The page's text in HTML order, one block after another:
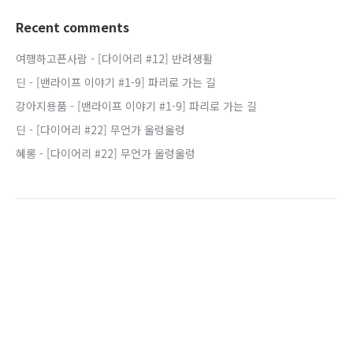
Recent comments
여행하고픈사람 - [다이어리 #12] 반려생활
딘 - [밴라이프 이야기 #1-9] 파리로 가는 길
강아지용품 - [밴라이프 이야기 #1-9] 파리로 가는 길
딘 - [다이어리 #22] 무언가 울렁울렁
혜롱 - [다이어리 #22] 무언가 울렁울렁